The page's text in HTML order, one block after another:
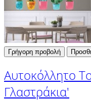
Γρήγορη προβολή
Αυτοκόλλητο
Γλαστράκια'